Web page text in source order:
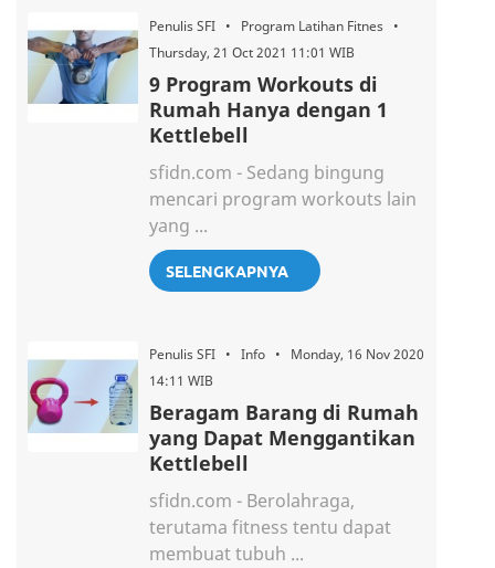
Penulis SFI • Program Latihan Fitnes •
Thursday, 21 Oct 2021 11:01 WIB
9 Program Workouts di
Rumah Hanya dengan 1
Kettlebell
sfidn.com - Sedang bingung
mencari program workouts lain
yang ...
SELENGKAPNYA
Penulis SFI • Info • Monday, 16 Nov 2020
14:11 WIB
Beragam Barang di Rumah
yang Dapat Menggantikan
Kettlebell
sfidn.com - Berolahraga,
terutama fitness tentu dapat
membuat tubuh ...